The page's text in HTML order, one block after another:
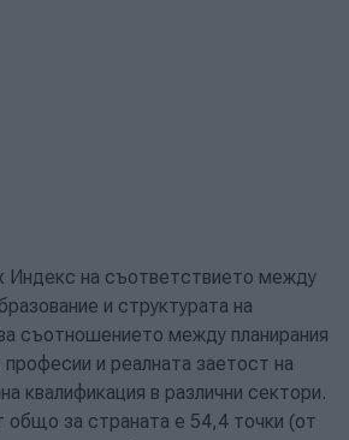
Индекс на съответствието между
и структурата на
съотношението между планирания
професии и реалната заетост на
квалификация в различни сектори.
общо за страната е 54,4 точки (от